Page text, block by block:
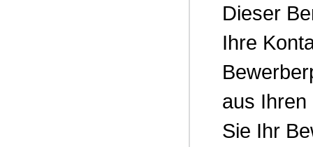
Dieser
Ihre
aus Ihren
Sie Ihr